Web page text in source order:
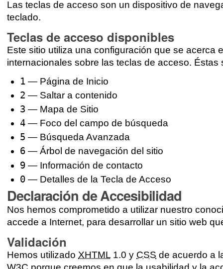
Las teclas de acceso son un dispositivo de
teclado.
Teclas de acceso disponibles
Este sitio utiliza una configuración que se acerca
internacionales sobre las teclas de acceso. Éstas
1— Página de Inicio
2 — Saltar a contenido
3 — Mapa de Sitio
4— Foco del campo de búsqueda
5 — Búsqueda Avanzada
6— Árbol de navegación del sitio
9— Información de contacto
0— Detalles de la Tecla de Acceso
Declaración de Accesibilidad
Nos hemos comprometido a utilizar nuestro
accede a Internet, para desarrollar un sitio web
Validación
Hemos utilizado XHTML 1.0 y CSS de acuerdo a